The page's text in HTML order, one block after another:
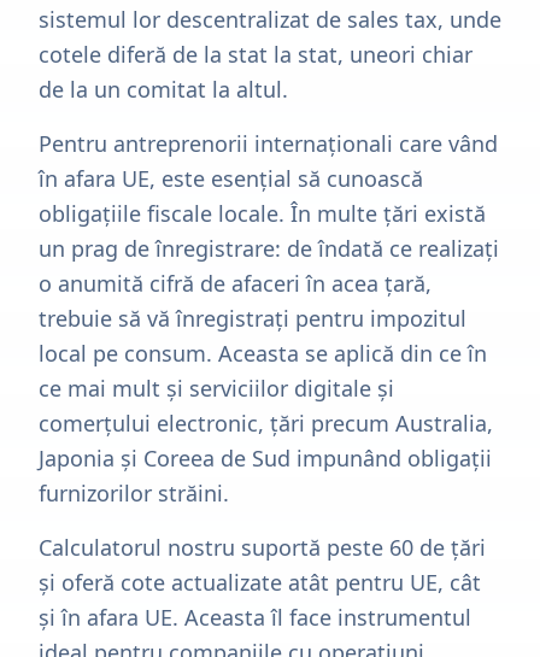
sistemul lor descentralizat de sales tax, unde
cotele diferă de la stat la stat, uneori chiar
de la un comitat la altul.
Pentru antreprenorii internaționali care vând
în afara UE, este esențial să cunoască
obligațiile fiscale locale. În multe țări există
un prag de înregistrare: de îndată ce realizați
o anumită cifră de afaceri în acea țară,
trebuie să vă înregistrați pentru impozitul
local pe consum. Aceasta se aplică din ce în
ce mai mult și serviciilor digitale și
comerțului electronic, țări precum Australia,
Japonia și Coreea de Sud impunând obligații
furnizorilor străini.
Calculatorul nostru suportă peste 60 de țări
și oferă cote actualizate atât pentru UE, cât
și în afara UE. Aceasta îl face instrumentul